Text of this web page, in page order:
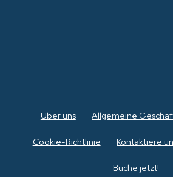
Über uns Allgemeine
Cookie-Richtlinie Kontaktiere
Buche jetzt!